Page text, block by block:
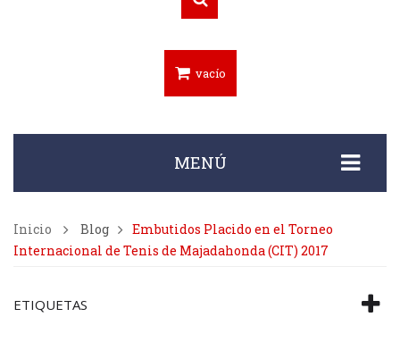
vacío
MENÚ
Inicio Blog
Embutidos Placido en el Torneo
Internacional de Tenis de Majadahonda (CIT) 2017
ETIQUETAS